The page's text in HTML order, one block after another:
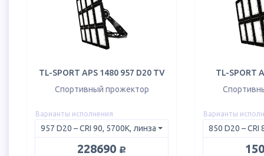
TL-SPORT APS 1480 957 D20 TV
Спортивный прожектор
Варианты исполнения
228690 руб.
TL-SPORT
Варианты